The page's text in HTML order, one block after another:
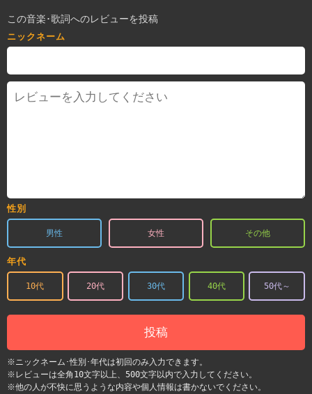
この音楽･歌詞へのレビューを投稿
ニックネーム
性別
男性 女性 その他
年代
10代 20代 30代 40代 50代～
投稿
※ニックネーム･性別･年代は初回のみ入力できます。
※レビューは全角10文字以上、500文字以内で入力してください。
※他の人が不快に思うような内容や個人情報は書かないでください。